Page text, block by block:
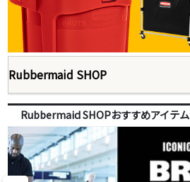
Rubbermaid SHOP
Rubbermaid SHOPおすすめアイテム